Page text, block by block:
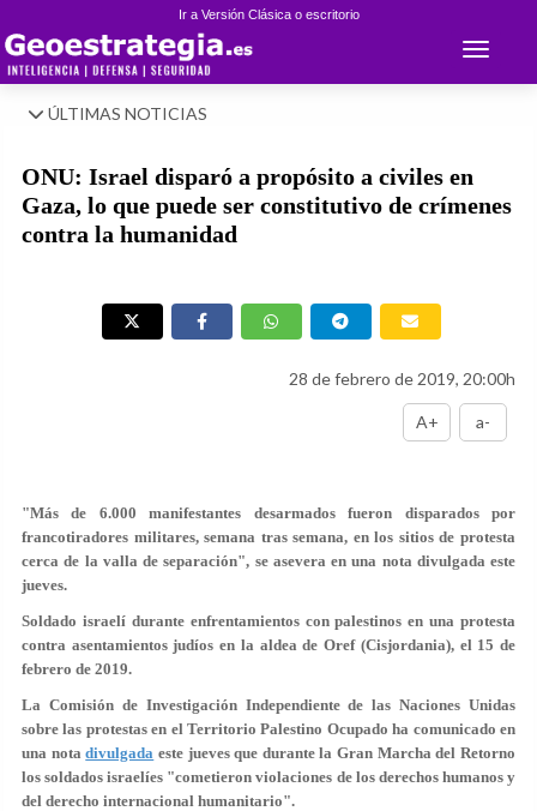
Ir a Versión Clásica o escritorio
Toggle
ÚLTIMAS NOTICIAS
ONU: Israel disparó a propósito a civiles en
Gaza, lo que puede ser constitutivo de crímenes
contra la humanidad
28 de febrero de 2019, 20:00h
A+ a-
"Más de 6.000 manifestantes desarmados fueron disparados por
francotiradores militares, semana tras semana, en los sitios de protesta
cerca de la valla de separación", se asevera en una nota divulgada este
jueves.
Soldado israelí durante enfrentamientos con palestinos en una protesta
contra asentamientos judíos en la aldea de Oref (Cisjordania), el 15 de
febrero de 2019.
La Comisión de Investigación Independiente de las Naciones Unidas
sobre las protestas en el Territorio Palestino Ocupado ha comunicado en
una notadivulgada este jueves que durante la Gran Marcha del Retorno
los soldados israelíes "cometieron violaciones de los derechos humanos y
del derecho internacional humanitario".